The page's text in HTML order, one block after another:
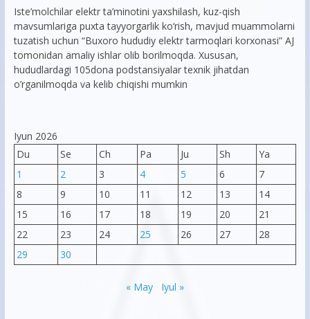
Iste’molchilar elektr ta’minotini yaxshilash, kuz-qish
mavsumlariga puxta tayyorgarlik ko‘rish, mavjud muammolarni
tuzatish uchun “Buxoro hududiy elektr tarmoqlari korxonasi” AJ
tomonidan amaliy ishlar olib borilmoqda. Xususan,
hududlardagi 105dona podstansiyalar texnik jihatdan
o’rganilmoqda va kelib chiqishi mumkin
Iyun 2026
Du
Se Ch Pa Ju Sh
Ya
1
2 3 4 5 6
7
8
9 10 11 12 13
14
15
16 17 18 19 20
21
22
23 24 25 26 27
28
29
30
« May Iyul »